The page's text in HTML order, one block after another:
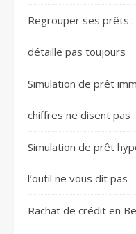
Regrouper ses prêts
détaille pas toujours
Simulation de prêt
chiffres ne disent pas
Simulation de prêt
l’outil ne vous dit pas
Rachat de crédit en